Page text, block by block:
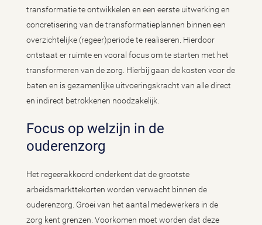
transformatie te ontwikkelen en een eerste uitwerking en
concretisering van de transformatieplannen binnen een
overzichtelijke (regeer)periode te realiseren. Hierdoor
ontstaat er ruimte en vooral focus om te starten met het
transformeren van de zorg. Hierbij gaan de kosten voor de
baten en is gezamenlijke uitvoeringskracht van alle direct
en indirect betrokkenen noodzakelijk.
Focus op welzijn in de
ouderenzorg
Het regeerakkoord onderkent dat de grootste
arbeidsmarkttekorten worden verwacht binnen de
ouderenzorg. Groei van het aantal medewerkers in de
zorg kent grenzen. Voorkomen moet worden dat deze